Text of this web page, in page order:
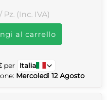
/ Pz. (Inc. IVA)
al carrello
per
Italia
Mercoledì 12 Agosto